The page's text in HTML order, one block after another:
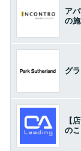
ア
の
グ
【
の